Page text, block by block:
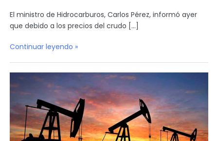
El ministro de Hidrocarburos, Carlos Pérez, informó ayer
que debido a los precios del crudo […]
Continuar leyendo »